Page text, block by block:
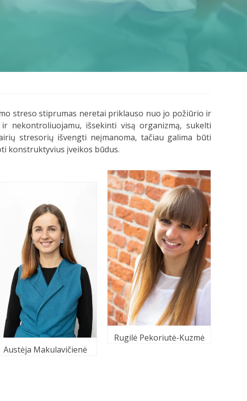
streso stiprumas neretai priklauso nuo jo požiūrio ir
nekontroliuojamu, išsekinti visą organizmą, sukelti
stresorių išvengti neįmanoma, tačiau galima būti
konstruktyvius įveikos būdus.
Rugilė Pekoriutė-Kuzmė
Austėja Makulavičienė